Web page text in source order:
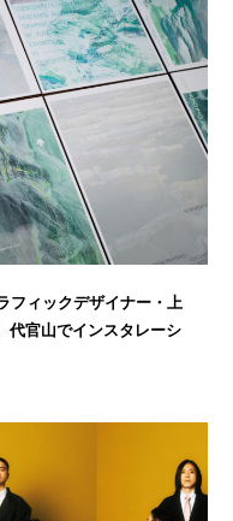
フィックデザイナー・上
代官山でインスタレーシ